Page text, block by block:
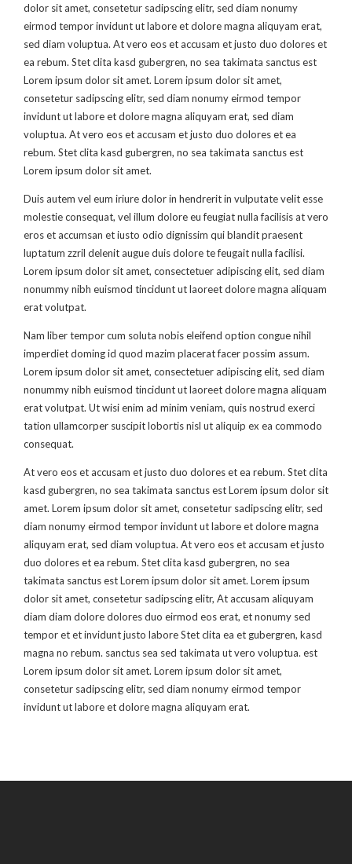
dolor sit amet, consetetur sadipscing elitr, sed diam nonumy
eirmod tempor invidunt ut labore et dolore magna aliquyam erat,
sed diam voluptua. At vero eos et accusam et justo duo dolores et
ea rebum. Stet clita kasd gubergren, no sea takimata sanctus est
Lorem ipsum dolor sit amet. Lorem ipsum dolor sit amet,
consetetur sadipscing elitr, sed diam nonumy eirmod tempor
invidunt ut labore et dolore magna aliquyam erat, sed diam
voluptua. At vero eos et accusam et justo duo dolores et ea
rebum. Stet clita kasd gubergren, no sea takimata sanctus est
Lorem ipsum dolor sit amet.
Duis autem vel eum iriure dolor in hendrerit in vulputate velit esse
molestie consequat, vel illum dolore eu feugiat nulla facilisis at vero
eros et accumsan et iusto odio dignissim qui blandit praesent
luptatum zzril delenit augue duis dolore te feugait nulla facilisi.
Lorem ipsum dolor sit amet, consectetuer adipiscing elit, sed diam
nonummy nibh euismod tincidunt ut laoreet dolore magna aliquam
erat volutpat.
Nam liber tempor cum soluta nobis eleifend option congue nihil
imperdiet doming id quod mazim placerat facer possim assum.
Lorem ipsum dolor sit amet, consectetuer adipiscing elit, sed diam
nonummy nibh euismod tincidunt ut laoreet dolore magna aliquam
erat volutpat. Ut wisi enim ad minim veniam, quis nostrud exerci
tation ullamcorper suscipit lobortis nisl ut aliquip ex ea commodo
consequat.
At vero eos et accusam et justo duo dolores et ea rebum. Stet clita
kasd gubergren, no sea takimata sanctus est Lorem ipsum dolor sit
amet. Lorem ipsum dolor sit amet, consetetur sadipscing elitr, sed
diam nonumy eirmod tempor invidunt ut labore et dolore magna
aliquyam erat, sed diam voluptua. At vero eos et accusam et justo
duo dolores et ea rebum. Stet clita kasd gubergren, no sea
takimata sanctus est Lorem ipsum dolor sit amet. Lorem ipsum
dolor sit amet, consetetur sadipscing elitr, At accusam aliquyam
diam diam dolore dolores duo eirmod eos erat, et nonumy sed
tempor et et invidunt justo labore Stet clita ea et gubergren, kasd
magna no rebum. sanctus sea sed takimata ut vero voluptua. est
Lorem ipsum dolor sit amet. Lorem ipsum dolor sit amet,
consetetur sadipscing elitr, sed diam nonumy eirmod tempor
invidunt ut labore et dolore magna aliquyam erat.